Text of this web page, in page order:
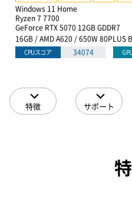
Windows 11 Home
Ryzen 7 7700
GeForce RTX 5070 12GB GDDR7
16GB / AMD A620 / 650W 80PLUS
CPUスコア 34074
特徴 サポート